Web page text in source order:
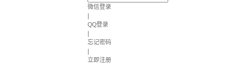
微信登录
QQ登录
忘记密码
立即注册